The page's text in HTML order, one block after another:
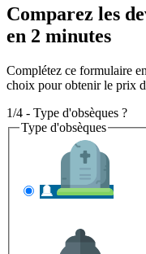
Comparez les
en 2 minutes
Complétez ce formulaire
choix pour obtenir le prix
1/4 - Type d'obsèques ?
Type d'obsèques